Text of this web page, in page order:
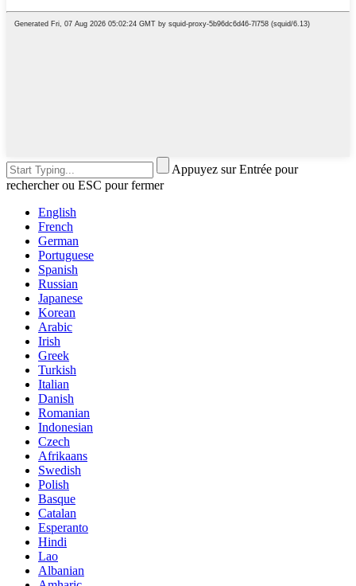
Appuyez sur Entrée pour
rechercher ou ESC pour fermer
English
French
German
Portuguese
Spanish
Russian
Japanese
Korean
Arabic
Irish
Greek
Turkish
Italian
Danish
Romanian
Indonesian
Czech
Afrikaans
Swedish
Polish
Basque
Catalan
Esperanto
Hindi
Lao
Albanian